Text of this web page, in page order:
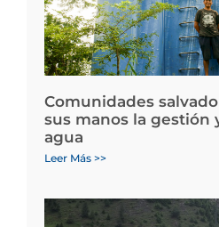
Comunidades
sus manos la gestión
agua
Leer Más >>